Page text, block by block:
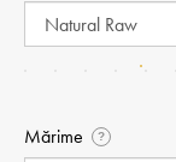
Mărime ?